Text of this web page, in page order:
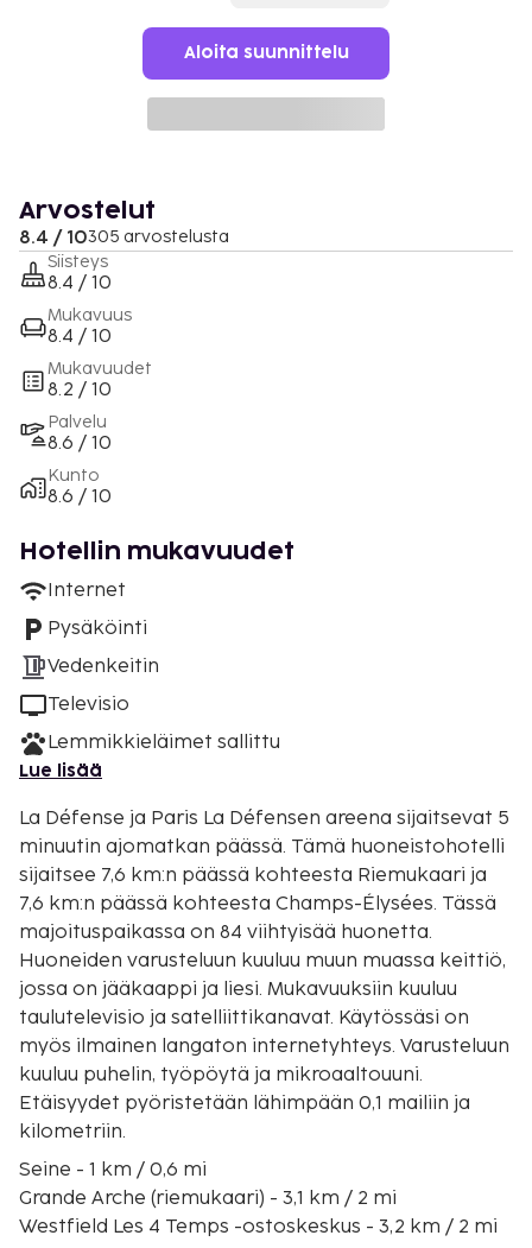
Aloita suunnittelu
Arvostelut
8.4 / 10305 arvostelusta
Siisteys
8.4 / 10
Mukavuus
8.4 / 10
Mukavuudet
8.2 / 10
Palvelu
8.6 / 10
Kunto
8.6 / 10
Hotellin mukavuudet
Internet
Pysäköinti
Vedenkeitin
Televisio
Lemmikkieläimet sallittu
Lue lisää
La Défense ja Paris La Défensen areena sijaitsevat 5
minuutin ajomatkan päässä. Tämä huoneistohotelli
sijaitsee 7,6 km:n päässä kohteesta Riemukaari ja
7,6 km:n päässä kohteesta Champs-Élysées. Tässä
majoituspaikassa on 84 viihtyisää huonetta.
Huoneiden varusteluun kuuluu muun muassa keittiö,
jossa on jääkaappi ja liesi. Mukavuuksiin kuuluu
taulutelevisio ja satelliittikanavat. Käytössäsi on
myös ilmainen langaton internetyhteys. Varusteluun
kuuluu puhelin, työpöytä ja mikroaaltouuni.
Etäisyydet pyöristetään lähimpään 0,1 mailiin ja
kilometriin.
Seine - 1 km / 0,6 mi
Grande Arche (riemukaari) - 3,1 km / 2 mi
Westfield Les 4 Temps -ostoskeskus - 3,2 km / 2 mi